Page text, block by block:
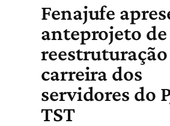
Fenajufe
anteprojeto de
carreira dos
servidores do
TST